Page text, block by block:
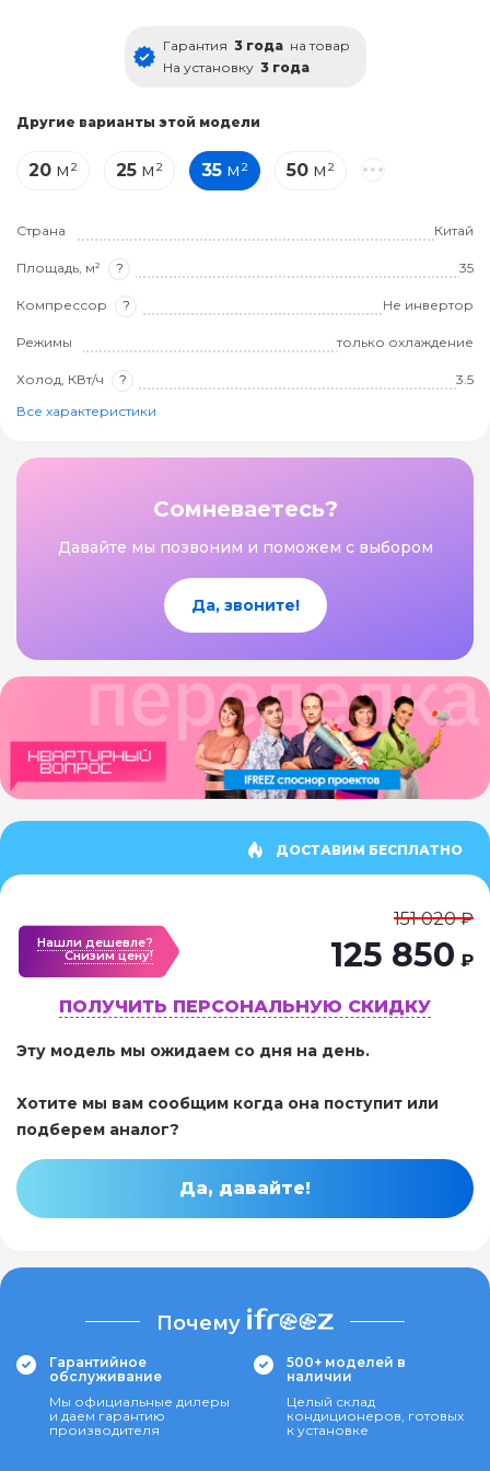
Гарантия 3 года на товар
На установку 3 года
Другие варианты этой модели
20 м² 25 м² 35 м² 50 м²
Страна Китай
Площадь, м² ? 35
Компрессор ? Не инвертор
Режимы только охлаждение
Холод, КВт/ч ?
3.5
Все характеристики
Сомневаетесь?
Давайте мы позвоним и поможем с выбором
Да, звоните!
ДОСТАВИМ БЕСПЛАТНО
Нашли дешевле?
Cнизим цену!
151 020 ₽
125 850 ₽
ПОЛУЧИТЬ ПЕРСОНАЛЬНУЮ СКИДКУ
Эту модель мы ожидаем со дня на день.
Хотите мы вам сообщим когда она поступит или
подберем аналог?
Да, давайте!
Почему
Гарантийное
обслуживание
Мы официальные дилеры
и даем гарантию
производителя
500+ моделей в
наличии
Целый склад
кондиционеров, готовых
к установке